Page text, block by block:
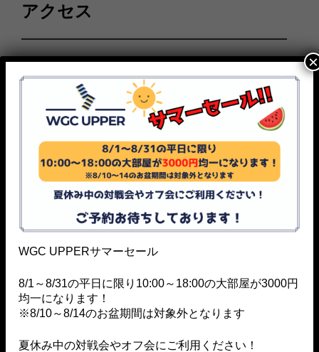
アクセス
東京都立川市羽衣町2-4-13
羽衣長田ビル201
TEL：080-1569-7845
JR中央線 立川駅より徒歩20分
JR南武線 西国立駅より徒歩10分
※World Game Circusの外階段で2階に上がった先が
店舗になります。
インパーキングをご利用ください。
WGC UPPERサマーセール
8/1～8/31の平日に限り10:00～18:00の大部屋が3000円
均一になります！
※8/10～8/14のお盆期間は対象外となります
夏休み中の対戦会やオフ会にご利用ください！
×